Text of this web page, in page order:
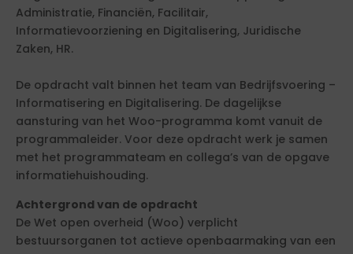
Administratie, Financiën, Facilitair,
Informatievoorziening en Digitalisering, Juridische
Zaken, HR.
De opdracht valt binnen het team van Bedrijfsvoering –
Informatisering en Digitalisering. De dagelijkse
aansturing van het Woo-programma komt vanuit de
programmaleider. Voor deze opdracht werk je samen
met het programmateam en collega’s van de opgave
informatiehuishouding.
Achtergrond van de opdracht
De Wet open overheid (Woo) verplicht
bestuursorganen tot actieve openbaarmaking van een